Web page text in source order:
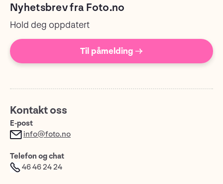
Nyhetsbrev fra Foto.no
Hold deg oppdatert
Til påmelding →
Kontakt oss
E-post
info@foto.no
Telefon og chat
46 46 24 24